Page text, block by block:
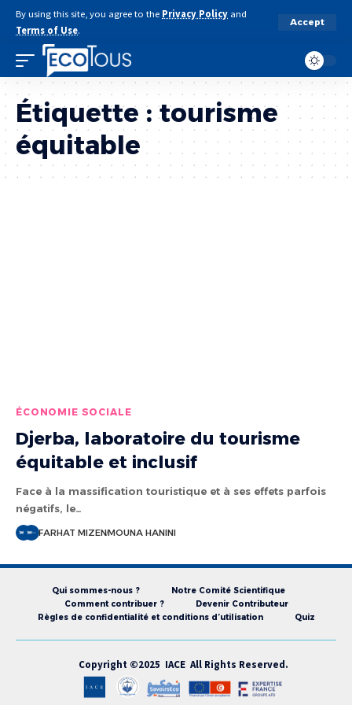
By using this site, you agree to the Privacy Policy and
Terms of Use.
Accept
Étiquette :tourisme
équitable
ÉCONOMIE SOCIALE
Djerba, laboratoire du tourisme
équitable et inclusif
Face à la massification touristique et à ses effets parfois
négatifs, le…
FARHAT MIZENMOUNA HANINI
Qui sommes-nous ?
Notre Comité Scientifique
Comment contribuer ?
Devenir Contributeur
Règles de confidentialité et conditions d’utilisation
Quiz
Copyright ©2025 IACE All Rights Reserved.